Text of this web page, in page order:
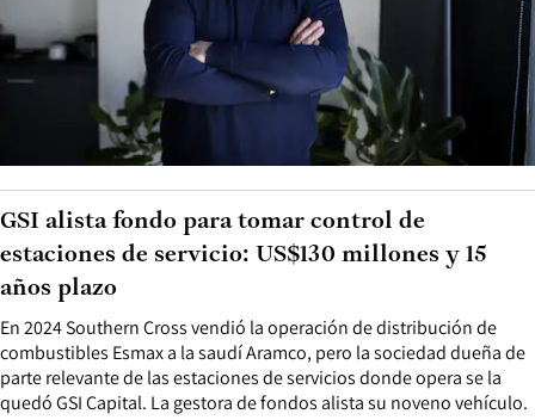
En 2024 Southern Cross vendió la operación de distribución de
combustibles Esmax a la saudí Aramco, pero la sociedad dueña de
parte relevante de las estaciones de servicios donde opera se la
quedó GSI Capital. La gestora de fondos alista su noveno vehículo.
GSI alista fondo para tomar control de
estaciones de servicio: US$130 millones y 15
años plazo